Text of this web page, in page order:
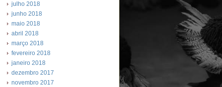
julho 2018
junho 2018
maio 2018
abril 2018
março 2018
fevereiro 2018
janeiro 2018
dezembro 2017
novembro 2017